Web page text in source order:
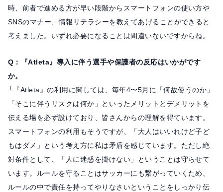
時、前者で進める方が早い段階からスマートフォンの使い方や
SNSのマナー、情報リテラシーを教えてあげることができると
考えました。いずれ必要になることは間違いないですからね。
Q：『Atleta』導入に伴う選手や保護者の反応はいかがです
か。
└『Atleta』の利用に関しては、毎年4〜5月に「何故使うのか」
「そこに伴うリスクは何か」といったメリットとデメリットを
伝える場を必ず設けており、皆さんからの理解を得ています。
スマートフォンの利用もそうですが、「大人はいいれけど子ど
もはダメ」という考え方に私は矛盾を感じています。ただし絶
対条件として、「人に迷惑を掛けない」ということは守らせて
います。ルールを守ることはサッカーにも繋がっていくため、
ルールの中で責任を持ってやりなさいということをしっかり伝